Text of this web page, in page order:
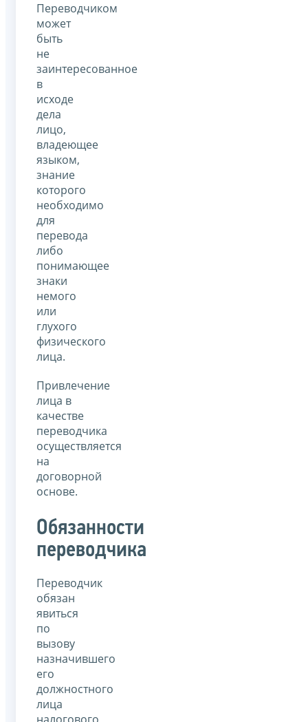
Переводчиком
может
быть
не
заинтересованное
в
исходе
дела
лицо,
владеющее
языком,
знание
которого
необходимо
для
перевода
либо
понимающее
знаки
немого
или
глухого
физического
лица.
Привлечение
лица в
качестве
переводчика
осуществляется
на
договорной
основе.
Обязанности
переводчика
Переводчик
обязан
явиться
по
вызову
назначившего
его
должностного
лица